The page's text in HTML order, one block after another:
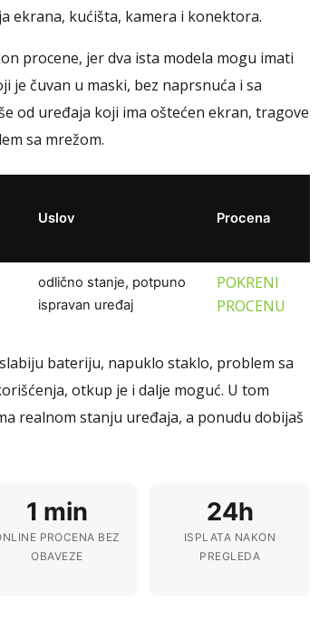
ekrana, kućišta, kamera i konektora.
procene, jer dva ista modela mogu imati
je čuvan u maski, bez naprsnuća i sa
od uređaja koji ima oštećen ekran, tragove
sa mrežom.
Uslov Procena
odlično stanje, potpuno
ispravan uređaj
POKRENI
PROCENU
bateriju, napuklo staklo, problem sa
otkup je i dalje moguć. U tom
realnom stanju uređaja, a ponudu dobijaš
1 min
PROCENA BEZ
OBAVEZE
24h
ISPLATA NAKON
PREGLEDA